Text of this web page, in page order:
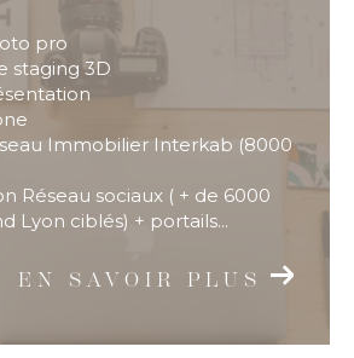
pro
staging 3D
Immobilier Interkab (8000
Réseau sociaux ( + de 6000
Lyon ciblés) + portails...
EN SAVOIR PLUS